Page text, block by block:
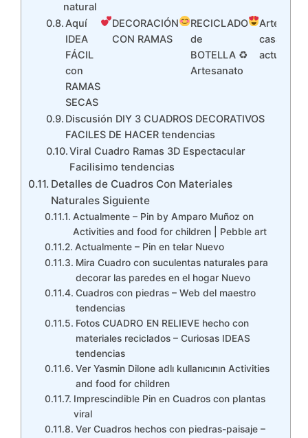
natural
Aquí
IDEA
FÁCIL
con
RAMAS
SECAS
DECORACIÓN
CON RAMAS
RECICLADO
de
BOTELLA ♻
Artesanato
Arte en
casa
actualizar
Discusión DIY 3 CUADROS DECORATIVOS
FACILES DE HACER tendencias
Viral Cuadro Ramas 3D Espectacular
Facilisimo tendencias
Detalles de Cuadros Con Materiales
Naturales Siguiente
Actualmente – Pin by Amparo Muñoz on
Activities and food for children | Pebble art
Actualmente – Pin en telar Nuevo
Mira Cuadro con suculentas naturales para
decorar las paredes en el hogar Nuevo
Cuadros con piedras – Web del maestro
tendencias
Fotos CUADRO EN RELIEVE hecho con
materiales reciclados – Curiosas IDEAS
tendencias
Ver Yasmin Dilone adlı kullanıcının Activities
and food for children
Imprescindible Pin en Cuadros con plantas
viral
Ver Cuadros hechos con piedras-paisaje –